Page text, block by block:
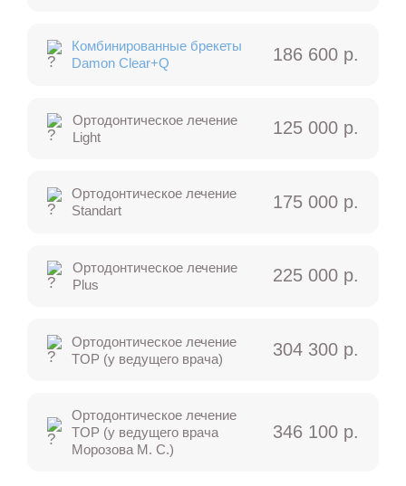
Комбинированные брекеты
Damon Clear+Q
186 600 р.
Ортодонтическое лечение
Light
125 000 р.
Ортодонтическое лечение
Standart
175 000 р.
Ортодонтическое лечение
Plus
225 000 р.
Ортодонтическое лечение
TOP (у ведущего врача)
304 300 р.
Ортодонтическое лечение
TOP (у ведущего врача
Морозова М. С.)
346 100 р.